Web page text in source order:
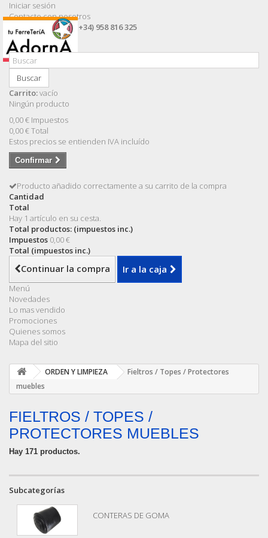
Iniciar sesión
Contacte con nosotros
Llámanos ahora: (+34) 958 816 325
Buscar
Carrito:vacío
Ningún producto
0,00 € Impuestos
0,00 €Total
Estos precios se entienden IVA incluído
Confirmar
Producto añadido correctamente a su carrito de la compra
Cantidad
Total
Hay 1 artículo en su cesta.
Total productos: (impuestos inc.)
Impuestos 0,00 €
Total (impuestos inc.)
Continuar la compra Ir a la caja
Menú
Novedades
Lo mas vendido
Promociones
Quienes somos
Mapa del sitio
ORDEN Y LIMPIEZA
Fieltros / Topes / Protectores
muebles
FIELTROS / TOPES /
PROTECTORES MUEBLES
Hay 171 productos.
Subcategorías
CONTERAS DE GOMA